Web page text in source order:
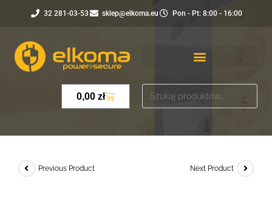
32 281-03-53 sklep@elkoma.eu Pon - Pt: 8:00 - 16:00
0,00 zł
Previous Product Next Product